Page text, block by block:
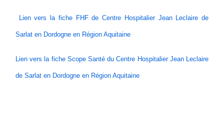
Lien vers la fiche FHF de Centre Hospitalier Jean Leclaire de
Sarlat en Dordogne en Région Aquitaine
Lien vers la fiche Scope Santé du Centre Hospitalier Jean Leclaire
de Sarlat en Dordogne en Région Aquitaine